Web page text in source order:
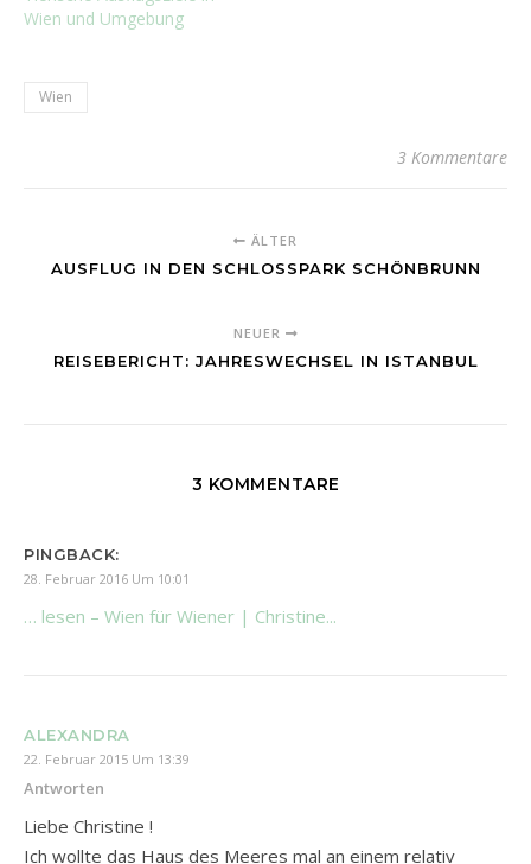
Wien und Umgebung
Wien
3 Kommentare
ÄLTER
AUSFLUG IN DEN SCHLOSSPARK SCHÖNBRUNN
NEUER
REISEBERICHT: JAHRESWECHSEL IN ISTANBUL
3 KOMMENTARE
PINGBACK:
28. Februar 2016 Um 10:01
… lesen – Wien für Wiener | Christine...
ALEXANDRA
22. Februar 2015 Um 13:39
Antworten
Liebe Christine !
Ich wollte das Haus des Meeres mal an einem relativ